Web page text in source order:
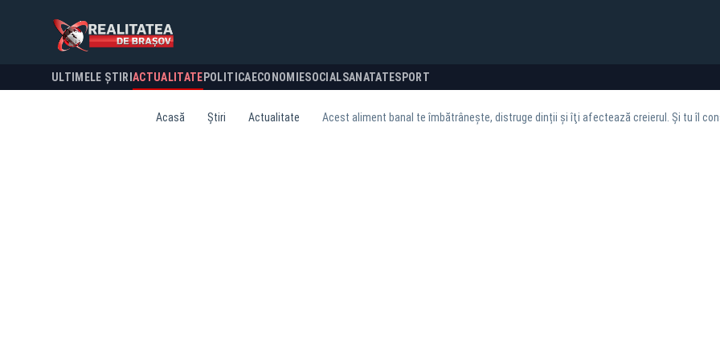
ULTIMELE ȘTIRI ACTUALITATE POLITICA ECONOMIESOCIALSANATATESPORT
Acasă Știri Actualitate Acest aliment banal te îmbătrânește, distruge dinții şi îţi afectează creierul. Și tu îl